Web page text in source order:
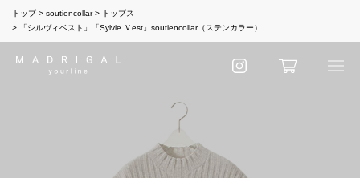
トップ soutiencollar
トップス
「シルヴィベスト」「Sylvie Ｖest」soutiencollar（ステンカラー）